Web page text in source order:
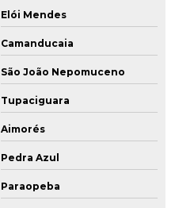
Elói Mendes
Camanducaia
São João Nepomuceno
Tupaciguara
Aimorés
Pedra Azul
Paraopeba